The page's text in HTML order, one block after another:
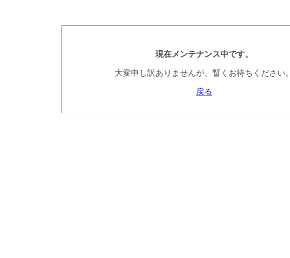
現在メンテナンス中です。
大変申し訳ありませんが、暫くお待ちください。
戻る